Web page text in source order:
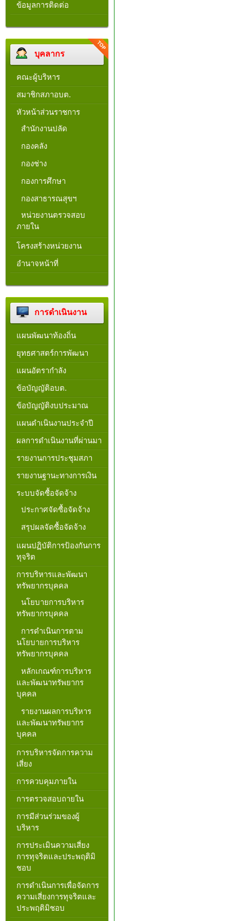
ข้อมูลการติดต่อ
บุคลากร
คณะผู้บริหาร
สมาชิกสภาอบต.
หัวหน้าส่วนราชการ
สำนักงานปลัด
กองคลัง
กองช่าง
กองการศึกษา
กองสาธารณสุขฯ
หน่วยงานตรวจสอบ
ภายใน
โครงสร้างหน่วยงาน​
อำนาจหน้าที่
การดำเนินงาน
แผนพัฒนาท้องถิ่น
ยุทธศาสตร์การพัฒนา
แผนอัตรากำลัง
ข้อบัญญัติอบต.
ข้อบัญญัติงบประมาณ
แผนดำเนินงานประจำปี
ผลการดำเนินงานที่ผ่านมา
รายงานการประชุมสภา
รายงานฐานะทางการเงิน
ระบบจัดซื้อจัดจ้าง
ประกาศจัดซื้อจัดจ้าง
สรุปผลจัดซื้อจัดจ้าง
แผนปฏิบัติการป้องกันการ
ทุจริต
การบริหารและพัฒนา
ทรัพยากรบุคคล
นโยบายการบริหาร
ทรัพยากรบุคคล
การดำเนินการตาม
นโยบายการบริหาร
ทรัพยากรบุคคล
หลักเกณฑ์การบริหาร
และพัฒนาทรัพยากร
บุคคล
รายงานผลการบริหาร
และพัฒนาทรัพยากร
บุคคล
การบริหารจัดการความ
เสี่ยง
การควบคุมภายใน
การตรวจสอบถายใน
การมีส่วนร่วมของผู้
บริหาร
การประเมินความเสี่ยง
การทุจริตและประพฤติมิ
ชอบ
การดำเนินการเพื่อจัดการ
ความเสี่ยงการทุจริตและ
ประพฤติมิชอบ